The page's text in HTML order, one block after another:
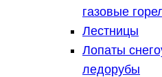
газовые
Лестницы
Лопаты
ледорубы